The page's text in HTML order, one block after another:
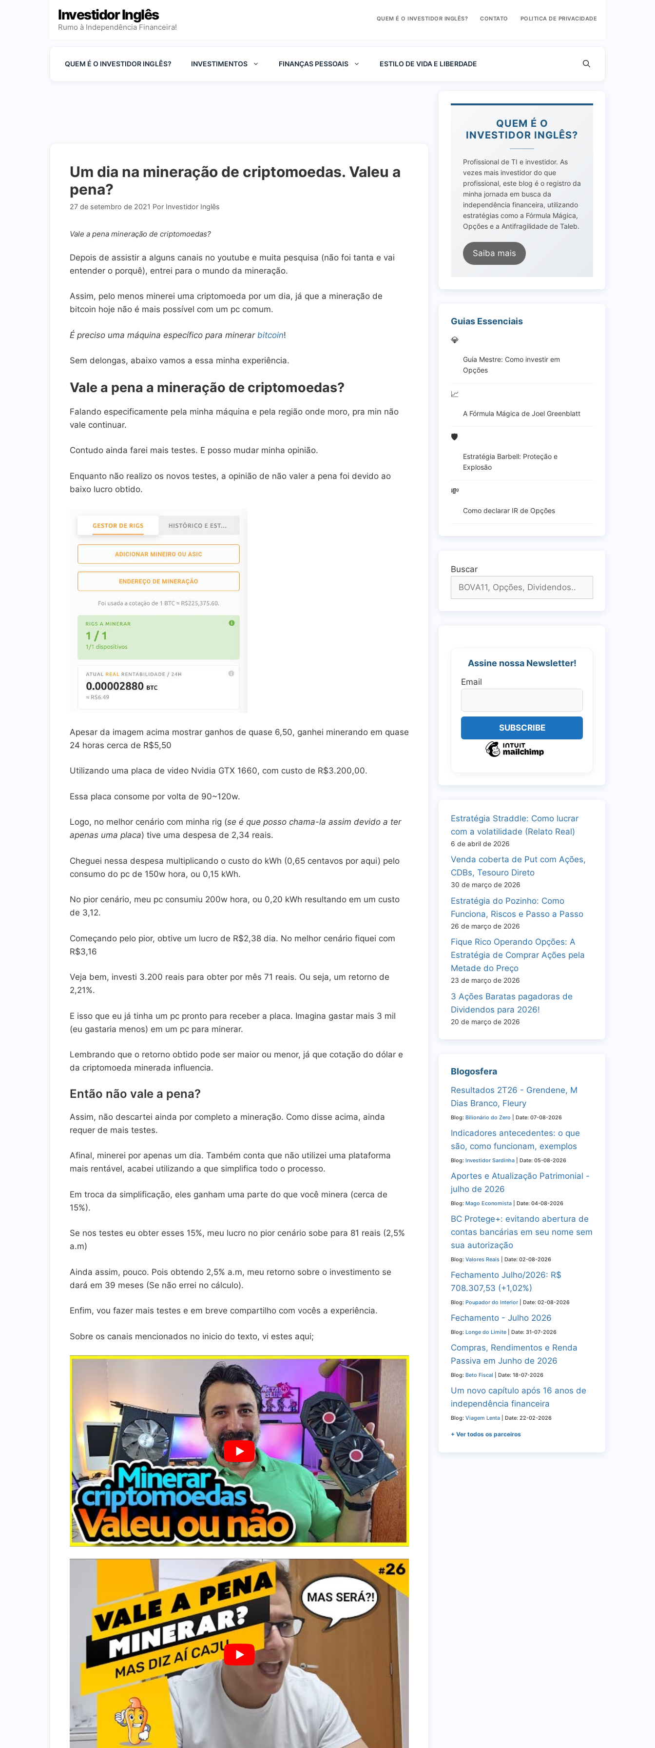
Investidor Inglês
Rumo à Independência Financeira!
QUEM É O INVESTIDOR INGLÊS? CONTATO POLITICA DE PRIVACIDADE
QUEM É O INVESTIDOR INGLÊS? INVESTIMENTOS FINANÇAS PESSOAIS ESTILO DE VIDA E LIBERDADE
Um dia na mineração de criptomoedas. Valeu a
pena?
27 de setembro de 2021 Por Investidor Inglês
Vale a pena mineração de criptomoedas?
Depois de assistir a alguns canais no youtube e muita pesquisa (não foi tanta e vai
entender o porquê), entrei para o mundo da mineração.
Assim, pelo menos minerei uma criptomoeda por um dia, já que a mineração de
bitcoin hoje não é mais possível com um pc comum.
É preciso uma máquina específico para minerar bitcoin!
Sem delongas, abaixo vamos a essa minha experiência.
Vale a pena a mineração de criptomoedas?
Falando especificamente pela minha máquina e pela região onde moro, pra min não
vale continuar.
Contudo ainda farei mais testes. E posso mudar minha opinião.
Enquanto não realizo os novos testes, a opinião de não valer a pena foi devido ao
baixo lucro obtido.
Apesar da imagem acima mostrar ganhos de quase 6,50, ganhei minerando em quase
24 horas cerca de R$5,50
Utilizando uma placa de video Nvidia GTX 1660, com custo de R$3.200,00.
Essa placa consome por volta de 90~120w.
Logo, no melhor cenário com minha rig (se é que posso chama-la assim devido a ter
apenas uma placa) tive uma despesa de 2,34 reais.
Cheguei nessa despesa multiplicando o custo do kWh (0,65 centavos por aqui) pelo
consumo do pc de 150w hora, ou 0,15 kWh.
No pior cenário, meu pc consumiu 200w hora, ou 0,20 kWh resultando em um custo
de 3,12.
Começando pelo pior, obtive um lucro de R$2,38 dia. No melhor cenário fiquei com
R$3,16
Veja bem, investi 3.200 reais para obter por mês 71 reais. Ou seja, um retorno de
2,21%.
E isso que eu já tinha um pc pronto para receber a placa. Imagina gastar mais 3 mil
(eu gastaria menos) em um pc para minerar.
Lembrando que o retorno obtido pode ser maior ou menor, já que cotação do dólar e
da criptomoeda minerada influencia.
Então não vale a pena?
Assim, não descartei ainda por completo a mineração. Como disse acima, ainda
requer de mais testes.
Afinal, minerei por apenas um dia. Também conta que não utilizei uma plataforma
mais rentável, acabei utilizando a que simplifica todo o processo.
Em troca da simplificação, eles ganham uma parte do que você minera (cerca de
15%).
Se nos testes eu obter esses 15%, meu lucro no pior cenário sobe para 81 reais (2,5%
a.m)
Ainda assim, pouco. Pois obtendo 2,5% a.m, meu retorno sobre o investimento se
dará em 39 meses (Se não errei no cálculo).
Enfim, vou fazer mais testes e em breve compartilho com vocês a experiência.
Sobre os canais mencionados no inicio do texto, vi estes aqui;
QUEM É O
INVESTIDOR INGLÊS?
Profissional de TI e investidor. As
vezes mais investidor do que
profissional, este blog é o registro da
minha jornada em busca da
independência financeira, utilizando
estratégias como a Fórmula Mágica,
Opções e a Antifragilidade de Taleb.
Saiba mais
Guias Essenciais
💎
Guia Mestre: Como investir em
Opções
📈
A Fórmula Mágica de Joel Greenblatt
🛡️
Estratégia Barbell: Proteção e
Explosão
💸
Como declarar IR de Opções
Buscar
Assine nossa Newsletter!
Email
Estratégia Straddle: Como lucrar
com a volatilidade (Relato Real)
6 de abril de 2026
Venda coberta de Put com Ações,
CDBs, Tesouro Direto
30 de março de 2026
Estratégia do Pozinho: Como
Funciona, Riscos e Passo a Passo
26 de março de 2026
Fique Rico Operando Opções: A
Estratégia de Comprar Ações pela
Metade do Preço
23 de março de 2026
3 Ações Baratas pagadoras de
Dividendos para 2026!
20 de março de 2026
Blogosfera
Resultados 2T26 - Grendene, M
Dias Branco, Fleury
Blog: Bilionário do Zero Date: 07-08-2026
Indicadores antecedentes: o que
são, como funcionam, exemplos
Blog: Investidor Sardinha Date: 05-08-2026
Aportes e Atualização Patrimonial -
julho de 2026
Blog: Mago Economista Date: 04-08-2026
BC Protege+: evitando abertura de
contas bancárias em seu nome sem
sua autorização
Blog: Valores Reais Date: 02-08-2026
Fechamento Julho/2026: R$
708.307,53 (+1,02%)
Blog: Poupador do Interior Date: 02-08-2026
Fechamento - Julho 2026
Blog: Longe do Limite Date: 31-07-2026
Compras, Rendimentos e Renda
Passiva em Junho de 2026
Blog: Beto Fiscal Date: 18-07-2026
Um novo capítulo após 16 anos de
independência financeira
Blog: Viagem Lenta Date: 22-02-2026
+ Ver todos os parceiros